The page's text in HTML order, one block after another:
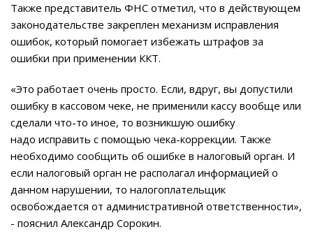
Также представитель ФНС отметил, что в действующем
законодательстве закреплен механизм исправления
ошибок, который помогает избежать штрафов за
ошибки при применении ККТ.
«Это работает очень просто. Если, вдруг, вы допустили
ошибку в кассовом чеке, не применили кассу вообще или
сделали что-то иное, то возникшую ошибку
надо исправить с помощью чека-коррекции. Также
необходимо сообщить об ошибке в налоговый орган. И
если налоговый орган не располагал информацией о
данном нарушении, то налогоплательщик
освобождается от административной ответственности»,
- пояснил Александр Сорокин.